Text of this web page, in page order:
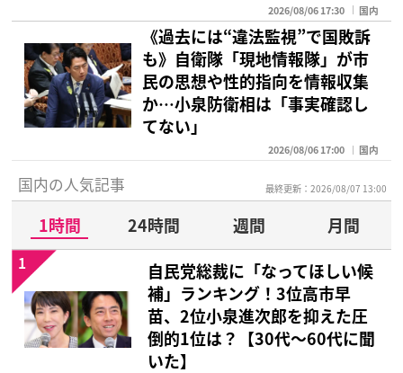
2026/08/06 17:30 国内
《過去には“違法監視”で国敗訴
も》自衛隊「現地情報隊」が市
民の思想や性的指向を情報収集
か…小泉防衛相は「事実確認し
てない」
2026/08/06 17:00 国内
国内の人気記事 最終更新：2026/08/07 13:00
1時間 24時間 週間
月間
自民党総裁に「なってほしい候
補」ランキング！3位高市早
苗、2位小泉進次郎を抑えた圧
倒的1位は？【30代〜60代に聞
いた】
1